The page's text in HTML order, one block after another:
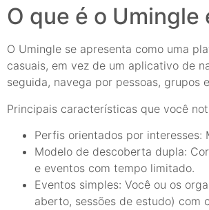
O que é o
O Umingle se apresenta como uma
casuais, em vez de um aplicativo de
seguida, navega por pessoas, grupos
Principais características que você
Perfis orientados por interesses:
Modelo de descoberta dupla:
e eventos com tempo limitado.
Eventos simples: Você ou os
aberto, sessões de estudo) com